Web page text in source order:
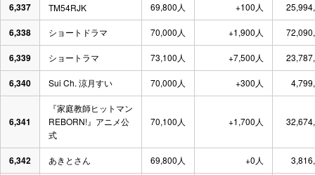
6,337 TM54RJK 69,800人 +100人
6,338 ショートドラマ 70,000人 +1,900人
6,339 ショートラマ 73,100人 +7,500人
6,340 Sui Ch. 涼月すい 70,000人 +300人
6,341
『家庭教師ヒットマン
REBORN!』アニメ公
式
70,100人 +1,700人
6,342 あきとさん 69,800人 +0人